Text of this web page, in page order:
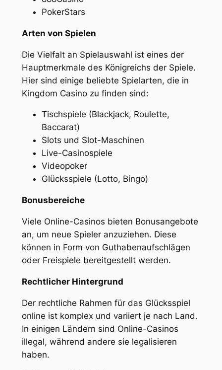
PokerStars
Arten von Spielen
Die Vielfalt an Spielauswahl ist eines der
Hauptmerkmale des Königreichs der Spiele.
Hier sind einige beliebte Spielarten, die in
Kingdom Casino zu finden sind:
Tischspiele (Blackjack, Roulette,
Baccarat)
Slots und Slot-Maschinen
Live-Casinospiele
Videopoker
Glücksspiele (Lotto, Bingo)
Bonusbereiche
Viele Online-Casinos bieten Bonusangebote
an, um neue Spieler anzuziehen. Diese
können in Form von Guthabenaufschlägen
oder Freispiele bereitgestellt werden.
Rechtlicher Hintergrund
Der rechtliche Rahmen für das Glücksspiel
online ist komplex und variiert je nach Land.
In einigen Ländern sind Online-Casinos
illegal, während andere sie legalisieren
haben.